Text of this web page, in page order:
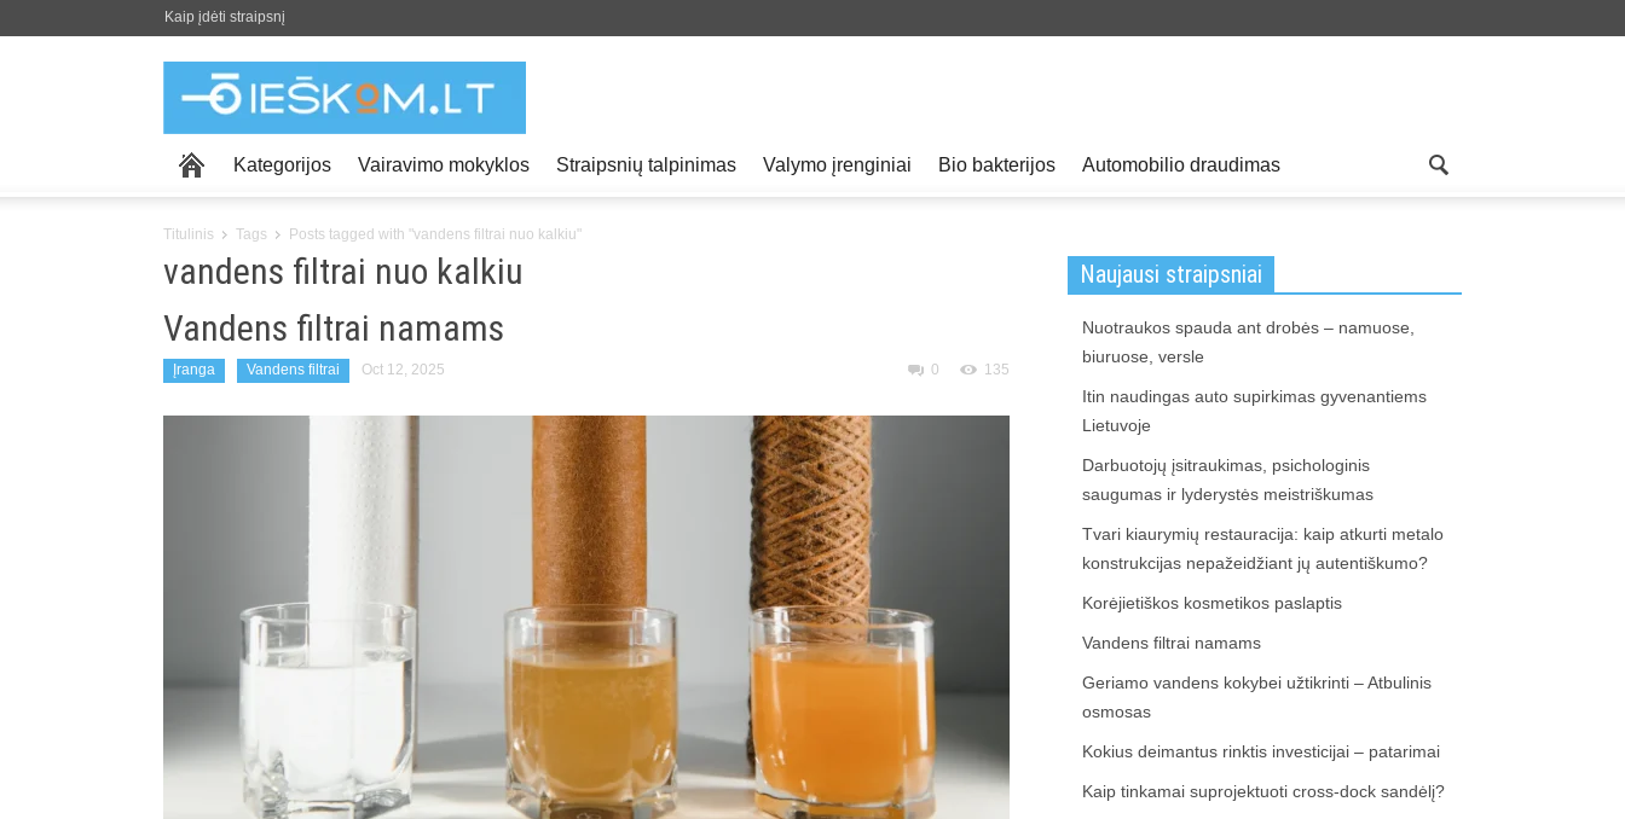
Kaip įdėti straipsnį
Kategorijos Vairavimo mokyklos Straipsnių talpinimas Valymo įrenginiai Bio bakterijos Automobilio draudimas
Titulinis Tags Posts tagged with "vandens filtrai nuo kalkiu"
vandens filtrai nuo kalkiu
Vandens filtrai namams
Įranga Vandens filtrai Oct 12, 2025 0 135
Naujausi straipsniai
Nuotraukos spauda ant drobės – namuose,
biuruose, versle
Itin naudingas auto supirkimas gyvenantiems
Lietuvoje
Darbuotojų įsitraukimas, psichologinis
saugumas ir lyderystės meistriškumas
Tvari kiaurymių restauracija: kaip atkurti metalo
konstrukcijas nepažeidžiant jų autentiškumo?
Korėjietiškos kosmetikos paslaptis
Vandens filtrai namams
Geriamo vandens kokybei užtikrinti – Atbulinis
osmosas
Kokius deimantus rinktis investicijai – patarimai
Kaip tinkamai suprojektuoti cross-dock sandėlį?